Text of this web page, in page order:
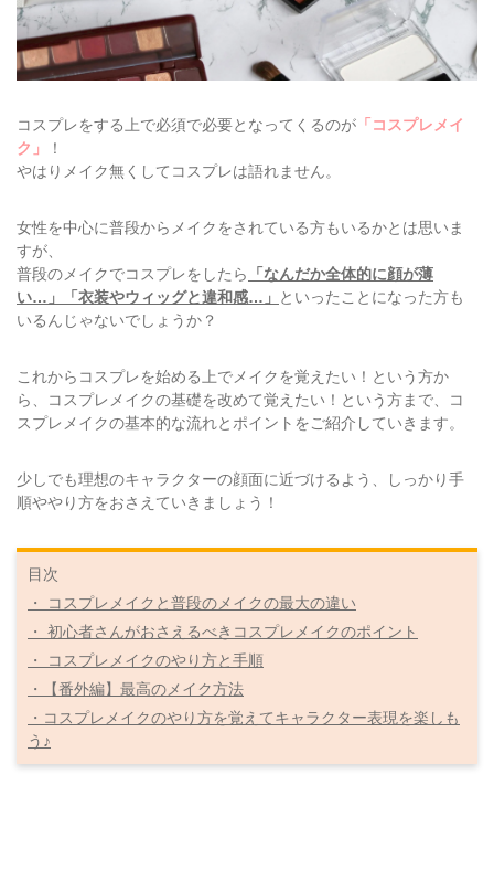
コスプレをする上で必須で必要となってくるのが 「コスプレメイ
ク」
！
やはりメイク無くしてコスプレは語れません。
女性を中心に普段からメイクをされている方もいるかとは思いま
すが、
普段のメイクでコスプレをしたら
「なんだか全体的に顔が薄
い…」「衣装やウィッグと違和感…」 といったことになった方も
いるんじゃないでしょうか？
これからコスプレを始める上でメイクを覚えたい！という方か
ら、コスプレメイクの基礎を改めて覚えたい！という方まで、コ
スプレメイクの基本的な流れとポイントをご紹介していきます。
少しでも理想のキャラクターの顔面に近づけるよう、しっかり手
順ややり方をおさえていきましょう！
目次
・ コスプレメイクと普段のメイクの最大の違い
・ 初心者さんがおさえるべきコスプレメイクのポイント
・ コスプレメイクのやり方と手順
・【番外編】最高のメイク方法
・コスプレメイクのやり方を覚えてキャラクター表現を楽しも
う♪